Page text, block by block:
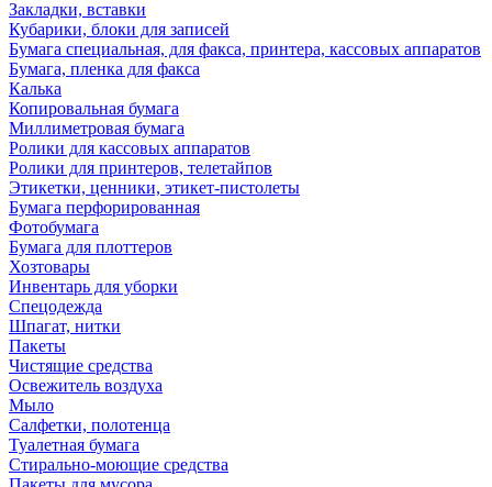
Закладки, вставки
Кубарики, блоки для записей
Бумага специальная, для факса, принтера, кассовых аппаратов
Бумага, пленка для факса
Калька
Копировальная бумага
Миллиметровая бумага
Ролики для кассовых аппаратов
Ролики для принтеров, телетайпов
Этикетки, ценники, этикет-пистолеты
Бумага перфорированная
Фотобумага
Бумага для плоттеров
Хозтовары
Инвентарь для уборки
Спецодежда
Шпагат, нитки
Пакеты
Чистящие средства
Освежитель воздуха
Мыло
Салфетки, полотенца
Туалетная бумага
Стирально-моющие средства